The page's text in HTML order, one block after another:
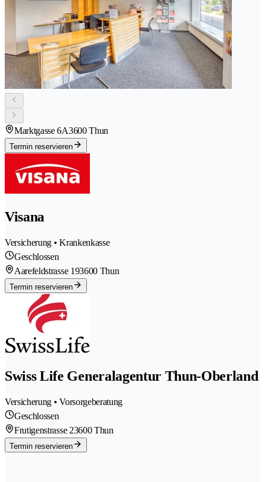
Marktgasse 6A3600 Thun
Termin reservieren
Visana
Versicherung • Krankenkasse
Geschlossen
Aarefeldstrasse 193600 Thun
Termin reservieren
Swiss Life Generalagentur Thun-Oberland
Versicherung • Vorsorgeberatung
Geschlossen
Frutigenstrasse 23600 Thun
Termin reservieren